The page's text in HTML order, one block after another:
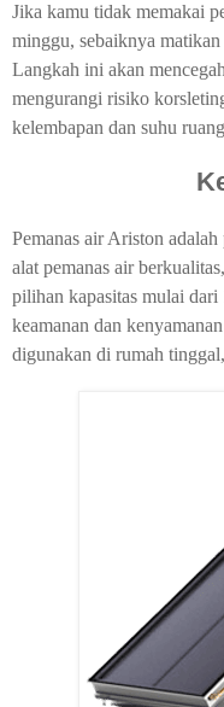
Jika kamu tidak memakai
minggu, sebaiknya
Langkah ini akan
mengurangi risiko
kelembapan dan suhu
Pemanas air Ariston
alat pemanas air
pilihan kapasitas mulai
keamanan dan
digunakan di rumah